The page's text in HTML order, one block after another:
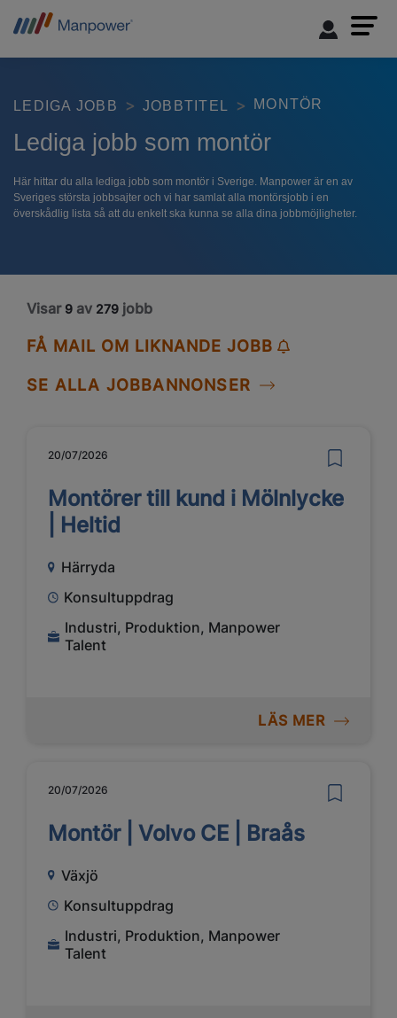
LEDIGA JOBB JOBBTITEL MONTÖR
Lediga jobb som montör
Här hittar du alla lediga jobb som montör i Sverige. Manpower är en av
Sveriges största jobbsajter och vi har samlat alla montörsjobb i en
överskådlig lista så att du enkelt ska kunna se alla dina jobbmöjligheter.
SE ALLA JOBBANNONSER
Visar 9 av 279 jobb
FÅ MAIL OM LIKNANDE JOBB
20/07/2026
Montörer till kund i Mölnlycke
| Heltid
Härryda
Konsultuppdrag
Industri, Produktion, Manpower
Talent
LÄS MER
20/07/2026
Montör | Volvo CE | Braås
Växjö
Konsultuppdrag
Industri, Produktion, Manpower
Talent